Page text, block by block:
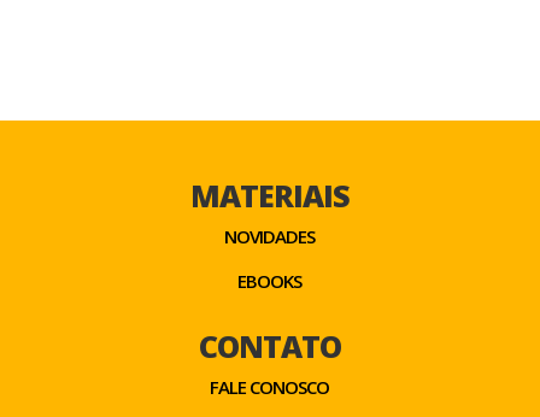
MATERIAIS
NOVIDADES
EBOOKS
CONTATO
FALE CONOSCO